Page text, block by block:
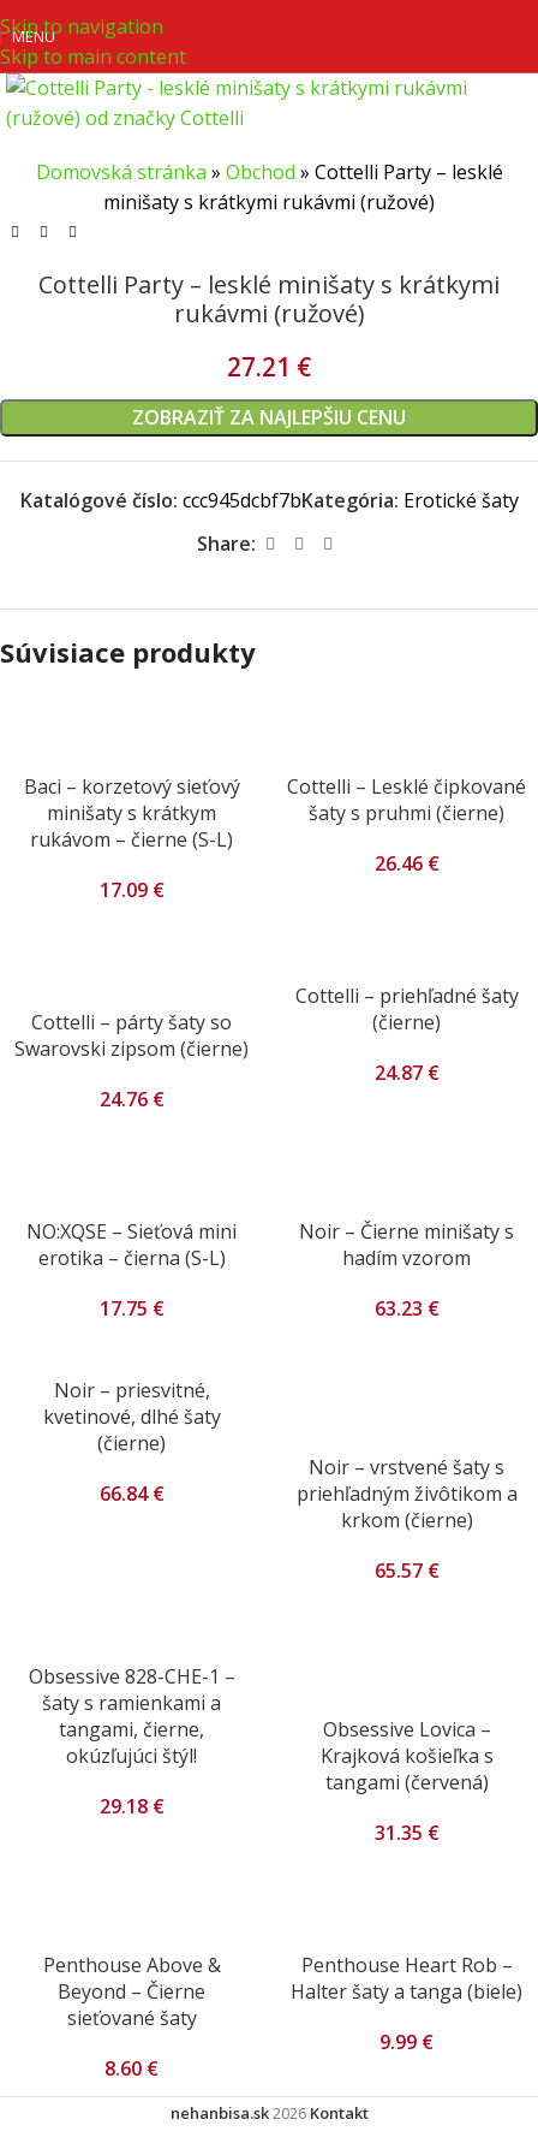
Skip to navigation
Skip to main content
MENU
Domovská stránka » Obchod » Cottelli Party – lesklé
minišaty s krátkymi rukávmi (ružové)
Cottelli Party – lesklé minišaty s krátkymi
rukávmi (ružové)
27.21 €
ZOBRAZIŤ ZA NAJLEPŠIU CENU
Katalógové číslo: ccc945dcbf7bKategória: Erotické šaty
Share:
Súvisiace produkty
Baci – korzetový sieťový
minišaty s krátkym
rukávom – čierne (S-L)
17.09 €
Cottelli – Lesklé čipkované
šaty s pruhmi (čierne)
26.46 €
Cottelli – párty šaty so
Swarovski zipsom (čierne)
24.76 €
Cottelli – priehľadné šaty
(čierne)
24.87 €
NO:XQSE – Sieťová mini
erotika – čierna (S-L)
17.75 €
Noir – Čierne minišaty s
hadím vzorom
63.23 €
Noir – priesvitné,
kvetinové, dlhé šaty
(čierne)
66.84€
Noir – vrstvené šaty s
priehľadným živôtikom a
krkom (čierne)
65.57 €
Obsessive 828-CHE-1 –
šaty s ramienkami a
tangami, čierne,
okúzľujúci štýl!
29.18 €
Obsessive Lovica –
Krajková košieľka s
tangami (červená)
31.35 €
Penthouse Above &
Beyond – Čierne
sieťované šaty
8.60 €
Penthouse Heart Rob –
Halter šaty a tanga (biele)
9.99 €
nehanbisa.sk2026 Kontakt